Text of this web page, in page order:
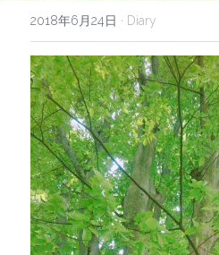
2018年6月24日 · Diary